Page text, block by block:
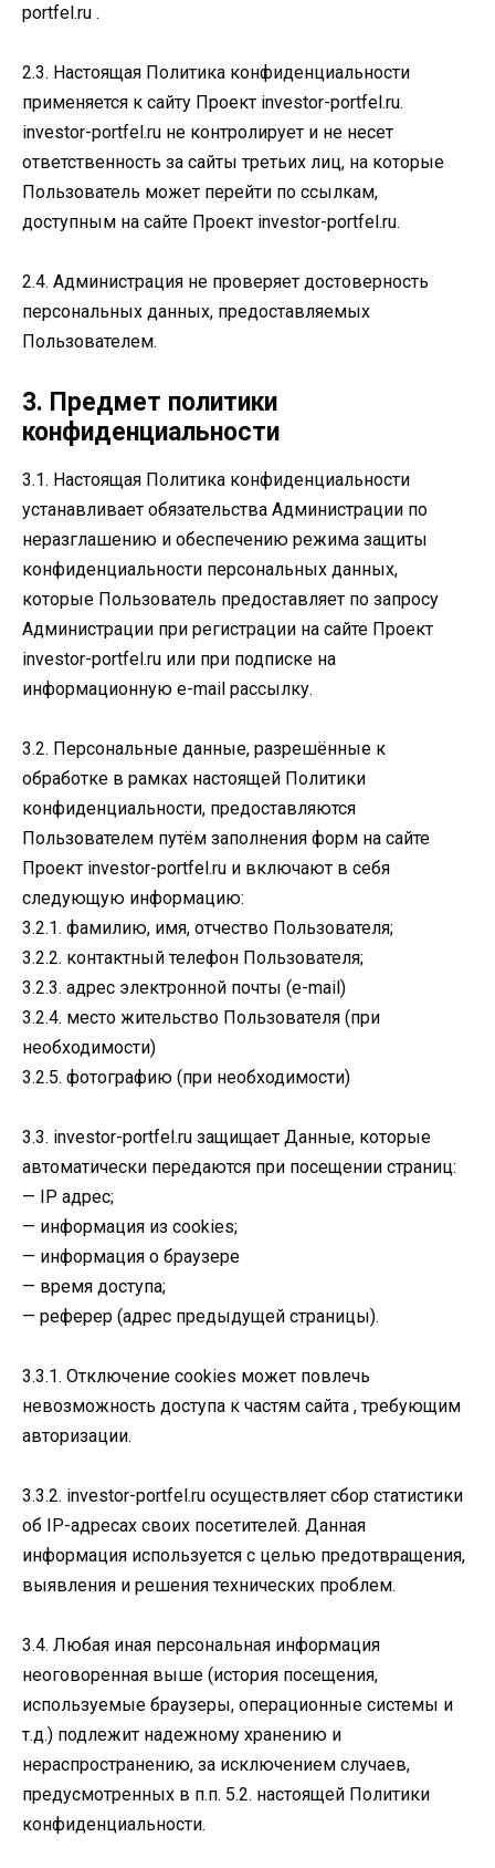
portfel.ru .
2.3. Настоящая Политика конфиденциальности
применяется к сайту Проект investor-portfel.ru.
investor-portfel.ru не контролирует и не несет
ответственность за сайты третьих лиц, на которые
Пользователь может перейти по ссылкам,
доступным на сайте Проект investor-portfel.ru.
2.4. Администрация не проверяет достоверность
персональных данных, предоставляемых
Пользователем.
3. Предмет политики
конфиденциальности
3.1. Настоящая Политика конфиденциальности
устанавливает обязательства Администрации по
неразглашению и обеспечению режима защиты
конфиденциальности персональных данных,
которые Пользователь предоставляет по запросу
Администрации при регистрации на сайте Проект
investor-portfel.ru или при подписке на
информационную e-mail рассылку.
3.2. Персональные данные, разрешённые к
обработке в рамках настоящей Политики
конфиденциальности, предоставляются
Пользователем путём заполнения форм на сайте
Проект investor-portfel.ru и включают в себя
следующую информацию:
3.2.1. фамилию, имя, отчество Пользователя;
3.2.2. контактный телефон Пользователя;
3.2.3. адрес электронной почты (e-mail)
3.2.4. место жительство Пользователя (при
необходимости)
3.2.5. фотографию (при необходимости)
3.3. investor-portfel.ru защищает Данные, которые
автоматически передаются при посещении страниц:
— IP адрес;
— информация из cookies;
— информация о браузере
— время доступа;
— реферер (адрес предыдущей страницы).
3.3.1. Отключение cookies может повлечь
невозможность доступа к частям сайта , требующим
авторизации.
3.3.2. investor-portfel.ru осуществляет сбор статистики
об IP-адресах своих посетителей. Данная
информация используется с целью предотвращения,
выявления и решения технических проблем.
3.4. Любая иная персональная информация
неоговоренная выше (история посещения,
используемые браузеры, операционные системы и
т.д.) подлежит надежному хранению и
нераспространению, за исключением случаев,
предусмотренных в п.п. 5.2. настоящей Политики
конфиденциальности.